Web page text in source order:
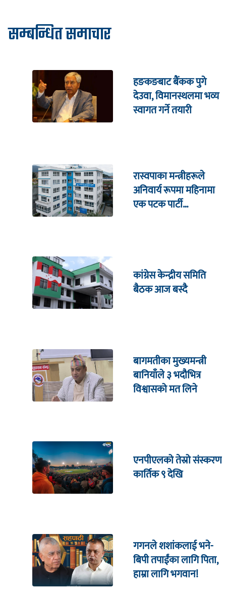
सम्बन्धित समाचार
हङकङबाट बैंकक पुगे
देउवा, विमानस्थलमा भव्य
स्वागत गर्ने तयारी
रास्वपाका मन्त्रीहरूले
अनिवार्य रूपमा महिनामा
एक पटक पार्टी
कांग्रेस केन्द्रीय समिति
बैठक आज बस्दै
बागमतीका मुख्यमन्त्री
बानियाँले ३ भदौभित्र
विश्वासको मत लिने
एनपीएलको तेस्रो संस्करण
कार्तिक ९ देखि
गगनले शशांकलाई भने-
बिपी तपाईंका लागि पिता,
हाम्रा लागि भगवान!